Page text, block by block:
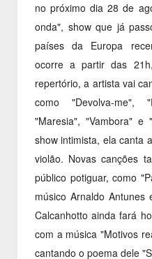
no próximo dia 28 de
onda", show que já
países da Europa
ocorre a partir das
repertório, a artista vai
como "Devolva-me",
"Maresia", "Vambora" e
show intimista, ela canta
violão. Novas canções
público potiguar, como
músico Arnaldo Antunes
Calcanhotto ainda fará
com a música "Motivos
cantando o poema dele